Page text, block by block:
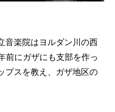
音楽院はヨルダン川の西
前にガザにも支部を作っ
プスを教え、ガザ地区の